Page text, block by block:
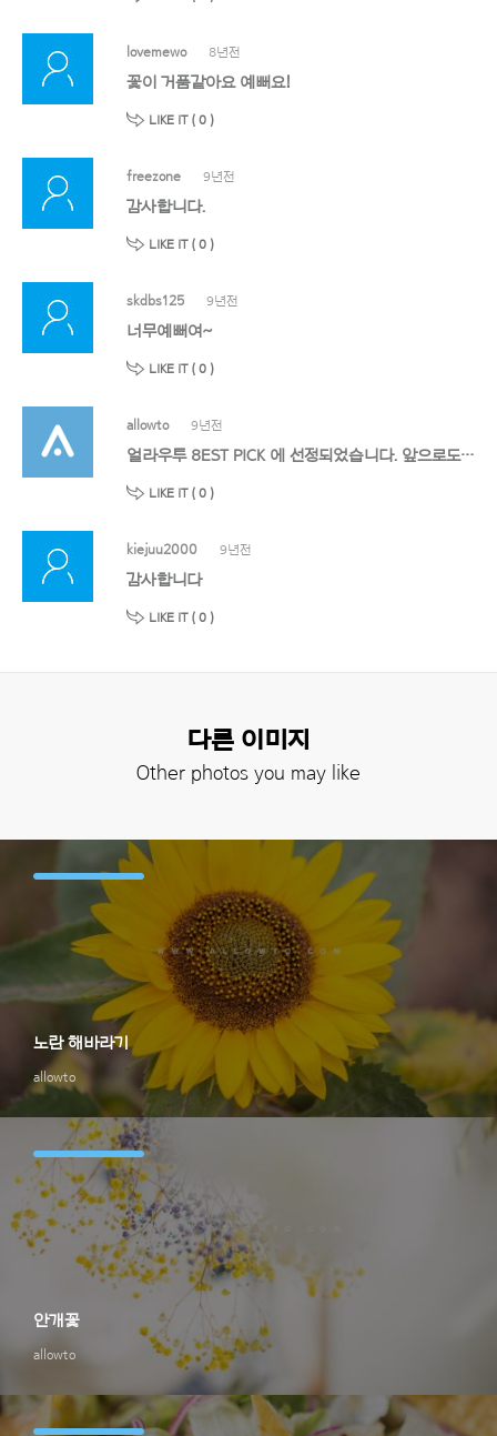
lovemewo 8년전
꽃이 거품같아요 예뻐요!
LIKE IT ( 0 )
freezone 9년전
감사합니다.
LIKE IT ( 0 )
skdbs125 9년전
너무예뻐여~
LIKE IT ( 0 )
allowto 9년전
얼라우투 8EST PICK 에 선정되었습니다. 앞으로도 멋진 작품 기대할게요!
LIKE IT ( 0 )
kiejuu2000 9년전
감사합니다
LIKE IT ( 0 )
다른 이미지
Other photos you may like
allowto
노란 해바라기
allowto
안개꽃